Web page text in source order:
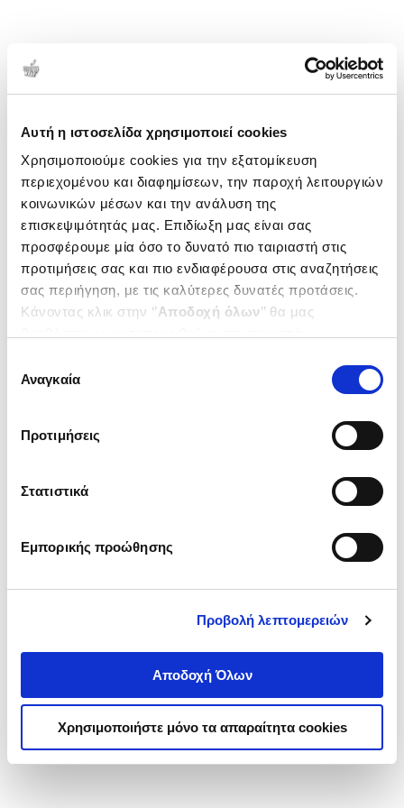
Αυτή η ιστοσελίδα χρησιμοποιεί cookies
Χρησιμοποιούμε cookies για την εξατομίκευση
περιεχομένου και διαφημίσεων, την παροχή λειτουργιών
κοινωνικών μέσων και την ανάλυση της
επισκεψιμότητάς μας. Επιδίωξη μας είναι σας
προσφέρουμε μία όσο το δυνατό πιο ταιριαστή στις
προτιμήσεις σας και πιο ενδιαφέρουσα στις αναζητήσεις
σας περιήγηση, με τις καλύτερες δυνατές προτάσεις.
Κάνοντας κλικ στην ‘’Αποδοχή όλων’’ θα μας
ενδιαφέρουν και να επιλέξετε από τα παρακάτω με την
΄΄και να ενημερωθείτε σχετικά με
συγκατάθεσης
Αναγκαία
Προτιμήσεις
Στατιστικά
Εμπορικής προώθησης
Προβολή λεπτομερειών
Αποδοχή Όλων
Χρησιμοποιήστε μόνο τα απαραίτητα cookies